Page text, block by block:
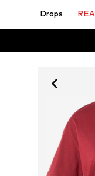
Drops REA